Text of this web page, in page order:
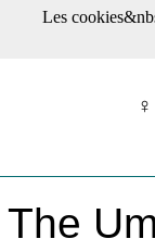
Films
Tribunes
The
Les